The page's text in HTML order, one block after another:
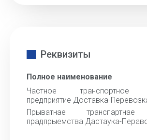
Реквизиты
Полное наименование
Частное транспортное
предприятие Доставка-
Прыватнае транспартнае
прадпрыемства Дастаука-